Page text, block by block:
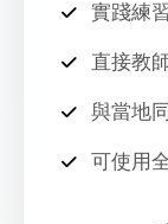
實踐練
直接教
與當地
可使用